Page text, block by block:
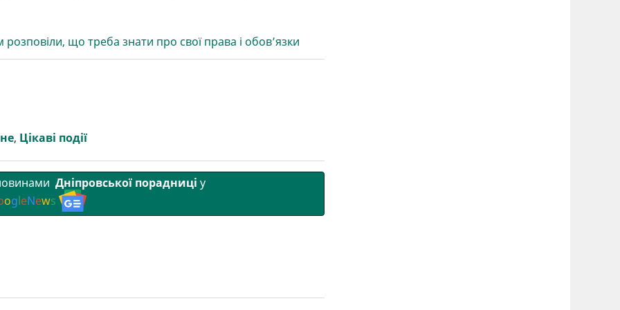
що треба знати про свої права і обов’язки
, Цікаві події
Дніпровської порадниці у
ogleNews